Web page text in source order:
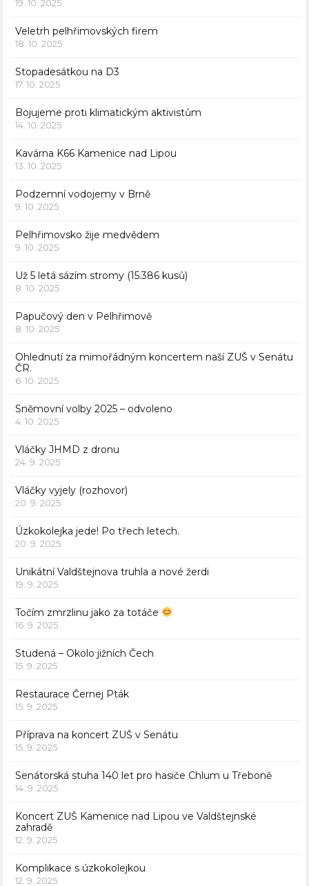
19. 10. 2025
Veletrh pelhřimovských firem
18. 10. 2025
Stopadesátkou na D3
17. 10. 2025
Bojujeme proti klimatickým aktivistům
14. 10. 2025
Kavárna K66 Kamenice nad Lipou
13. 10. 2025
Podzemní vodojemy v Brně
9. 10. 2025
Pelhřimovsko žije medvědem
9. 10. 2025
Už 5 letá sázím stromy (15.386 kusů)
8. 10. 2025
Papučový den v Pelhřimově
8. 10. 2025
Ohlednutí za mimořádným koncertem naší ZUŠ v Senátu
ČR.
6. 10. 2025
Sněmovní volby 2025 – odvoleno
4. 10. 2025
Vláčky JHMD z dronu
24. 9. 2025
Vláčky vyjely (rozhovor)
20. 9. 2025
Úzkokolejka jede! Po třech letech.
20. 9. 2025
Unikátní Valdštejnova truhla a nové žerdi
19. 9. 2025
Točím zmrzlinu jako za totáče
16. 9. 2025
Studená – Okolo jižních Čech
15. 9. 2025
Restaurace Černej Pták
15. 9. 2025
Příprava na koncert ZUŠ v Senátu
15. 9. 2025
Senátorská stuha 140 let pro hasiče Chlum u Třeboně
14. 9. 2025
Koncert ZUŠ Kamenice nad Lipou ve Valdštejnské
zahradě
12. 9. 2025
Komplikace s úzkokolejkou
12. 9. 2025